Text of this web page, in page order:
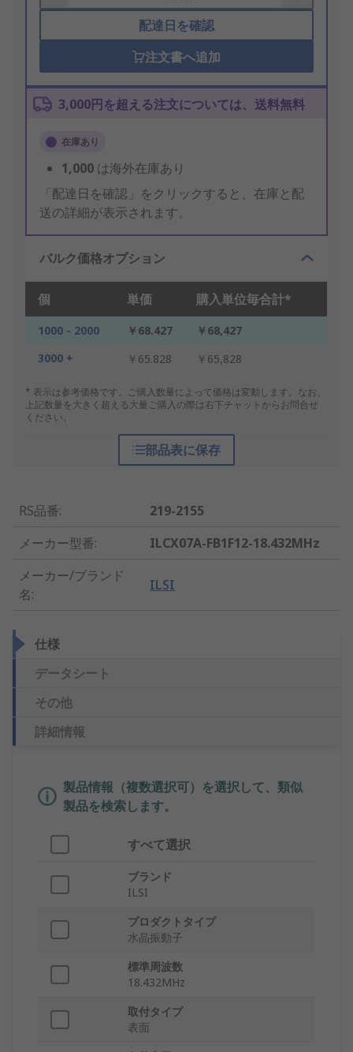
配達日を確認
注文書へ追加
3,000円を超える注文については、送料無料
在庫あり
1,000 は海外在庫あり
「配達日を確認」をクリックすると、在庫と配
送の詳細が表示されます。
バルク価格オプション
個 単価 購入単位毎合計*
1000 - 2000 ￥68.427
￥68,427
3000 +
￥65.828 ￥65,828
* 表示は参考価格です。ご購入数量によって価格は変動します。なお、
上記数量を大きく超える大量ご購入の際は右下チャットからお問合せ
ください。
部品表に保存
RS品番:
219-2155
メーカー型番:
ILCX07A-FB1F12-18.432MHz
メーカー/ブランド
名:
ILSI
仕様
データシート
その他
詳細情報
製品情報（複数選択可）を選択して、類似
製品を検索します。
すべて選択
ブランド
ILSI
プロダクトタイプ
水晶振動子
標準周波数
18.432MHz
取付タイプ
表面